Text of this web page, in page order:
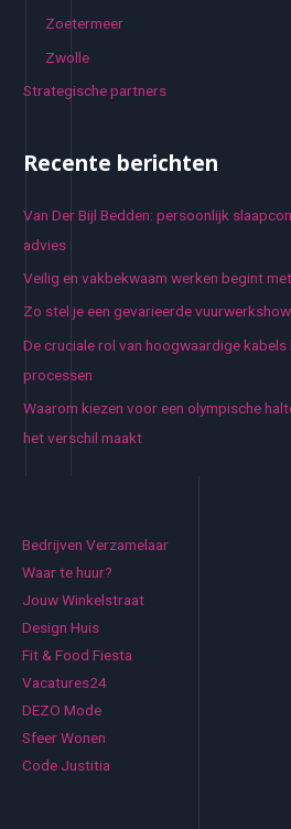
Zoetermeer
Zwolle
Strategische partners
Recente berichten
Van Der Bijl Bedden: persoonlijk
advies
Veilig en vakbekwaam werken begint
Zo stel je een gevarieerde
De cruciale rol van hoogwaardige
processen
Waarom kiezen voor een olympische
het verschil maakt
Bedrijven Verzamelaar
Waar te huur?
Jouw Winkelstraat
Design Huis
Fit & Food Fiesta
Vacatures24
DEZO Mode
Sfeer Wonen
Code Justitia